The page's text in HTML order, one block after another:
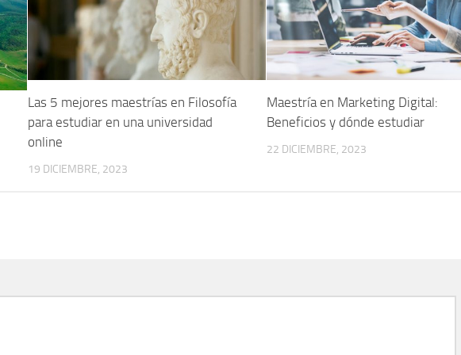
Las 5 mejores maestrías en Filosofía
para estudiar en una universidad
online
19 DICIEMBRE, 2023
Maestría en Marketing Digital:
Beneficios y dónde estudiar
22 DICIEMBRE, 2023